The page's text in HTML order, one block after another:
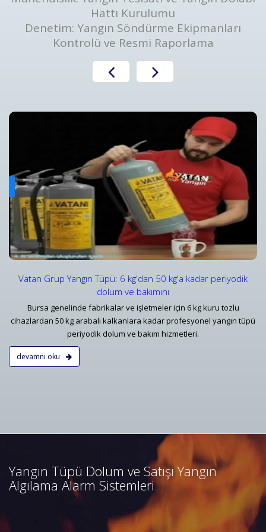
Hattı Kurulumu
Denetim: Yangın Söndürme Ekipmanları
Kontrolü ve Resmi Raporlama
Vatan Grup Yangın Tüpü: 6 kg'dan 50 kg'a kadar periyodik
dolum ve bakımını
Bursa genelinde fabrikalar ve işletmeler için 6 kg kuru tozlu
cihazlardan 50 kg arabalı kalkanlara kadar profesyonel yangın tüpü
periyodik dolum ve bakım hizmetleri.
devamnı oku
Yangın Algılama ve Alarm Bakım ve Kontrolleri
Yangın Algılama ve Alarm Sistemi Bakımı | Periyodik
Detaylar
Yangın Tüpü Dolum ve Satışı Yangın
Algılama Alarm Sistemleri
Bursa adresli ve konvansiyonel
yangın alarm sistemleri
projelendirme, duman, ısı,
kombine dedektörler, kontrol
panelleri ve yangın butonları
satış, bakım, montajı.
Devamını Oku